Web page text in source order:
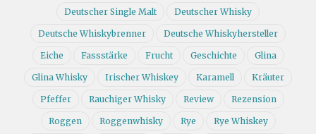
Deutscher Single Malt Deutscher Whisky
Deutsche Whiskybrenner Deutsche Whiskyhersteller
Eiche Fassstärke Frucht Geschichte Glina
Glina Whisky Irischer Whiskey Karamell Kräuter
Pfeffer Rauchiger Whisky Review Rezension
Roggen Roggenwhisky Rye Rye Whiskey